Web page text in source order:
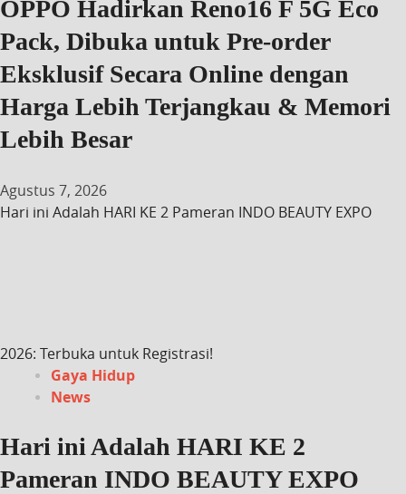
OPPO Hadirkan Reno16 F 5G Eco
Pack, Dibuka untuk Pre-order
Eksklusif Secara Online dengan
Harga Lebih Terjangkau & Memori
Lebih Besar
Agustus 7, 2026
Hari ini Adalah HARI KE 2 Pameran INDO BEAUTY EXPO
2026: Terbuka untuk Registrasi!
Gaya Hidup
News
Hari ini Adalah HARI KE 2
Pameran INDO BEAUTY EXPO